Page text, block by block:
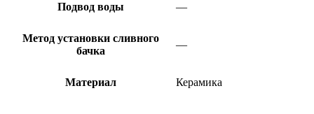
Подвод воды —
Метод установки сливного
бачка
—
Материал Керамика